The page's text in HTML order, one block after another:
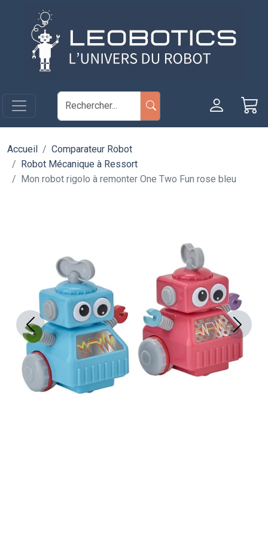
Aller au contenu principal
Accueil
Comparateur Robot
Robot Mécanique à Ressort
Mon robot rigolo à remonter One Two Fun rose bleu
Previous Next
Panneau de gestion des cookies